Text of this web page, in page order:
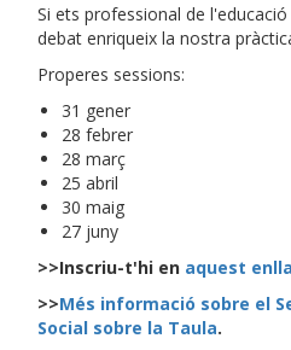
Si ets professional de
debat enriqueix la nostra
Properes sessions:
31 gener
28 febrer
28 març
25 abril
30 maig
27 juny
>>Inscriu-t'hi en aquest
>>Més informació sobre el
Social sobre la Taula.